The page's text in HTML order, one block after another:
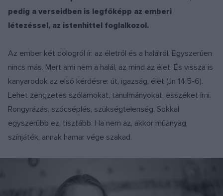
pedig a verseidben is legfőképp az emberi
létezéssel, az istenhittel foglalkozol.
Az ember két dologról ír: az életről és a halálról. Egyszerűen
nincs más. Mert ami nem a halál, az mind az élet. És vissza is
kanyarodok az első kérdésre: út, igazság, élet (Jn 14:5-6).
Lehet zengzetes szólamokat, tanulmányokat, esszéket írni.
Rongyrázás, szócséplés, szükségtelenség. Sokkal
egyszerűbb ez, tisztább. Ha nem az, akkor műanyag,
színjáték, annak hamar vége szakad.